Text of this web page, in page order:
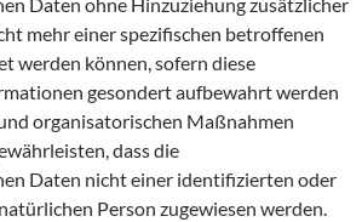
mehr einer spezifischen betroffenen
werden können, sofern diese
gesondert aufbewahrt werden
organisatorischen Maßnahmen
dass die
Daten nicht einer identifizierten oder
Person zugewiesen werden.